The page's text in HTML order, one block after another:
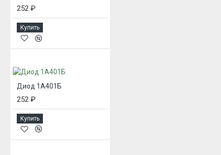
252 ₽
Купить
Диод 1А401Б
252 ₽
Купить